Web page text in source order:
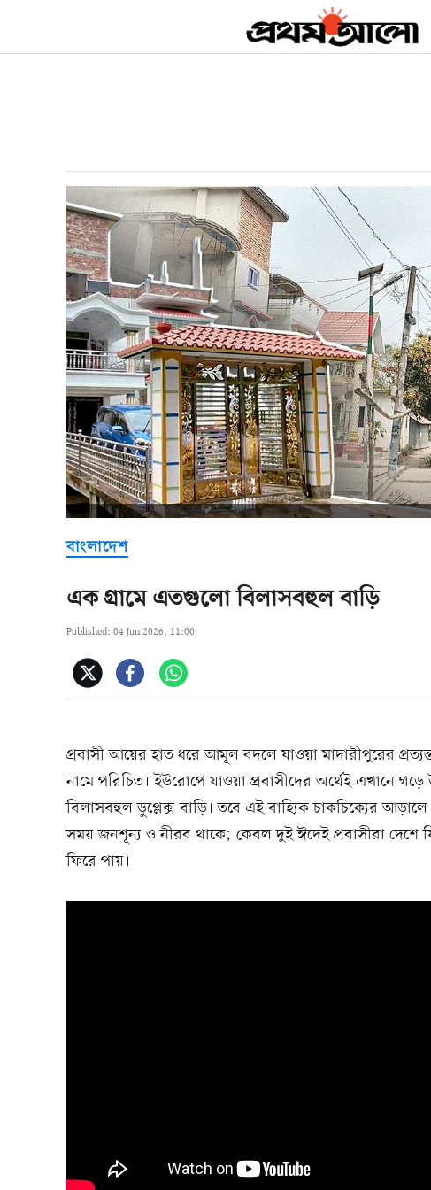
বাংলাদেশ
এক গ্রামে এতগুলো বিলাসবহুল বাড়ি
Published: 04 Jun 2026, 11:00
প্রবাসী আয়ের হাত ধরে আমূল বদলে যাওয়া মাদারীপুরের
নামে পরিচিত। ইউরোপে যাওয়া প্রবাসীদের অর্থেই এখানে
বিলাসবহুল ডুপ্লেক্স বাড়ি। তবে এই বাহ্যিক চাকচিক্যের আড়ালে
সময় জনশূন্য ও নীরব থাকে; কেবল দুই ঈদেই প্রবাসীরা দেশে
ফিরে পায়।